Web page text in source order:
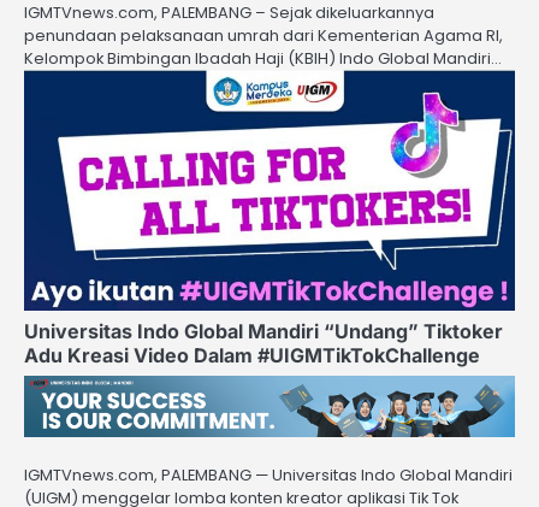
IGMTVnews.com, PALEMBANG – Sejak dikeluarkannya
penundaan pelaksanaan umrah dari Kementerian Agama RI,
Kelompok Bimbingan Ibadah Haji (KBIH) Indo Global Mandiri…
Universitas Indo Global Mandiri “Undang” Tiktoker
Adu Kreasi Video Dalam #UIGMTikTokChallenge
IGMTVnews.com, PALEMBANG — Universitas Indo Global Mandiri
(UIGM) menggelar lomba konten kreator aplikasi Tik Tok